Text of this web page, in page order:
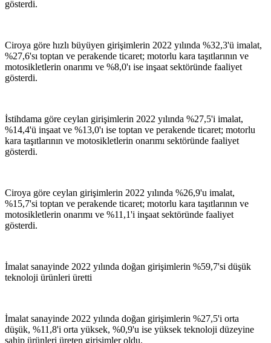
gösterdi.
Ciroya göre hızlı büyüyen girişimlerin 2022 yılında %32,3'ü imalat,
%27,6'sı toptan ve perakende ticaret; motorlu kara taşıtlarının ve
motosikletlerin onarımı ve %8,0'ı ise inşaat sektöründe faaliyet
gösterdi.
İstihdama göre ceylan girişimlerin 2022 yılında %27,5'i imalat,
%14,4'ü inşaat ve %13,0'ı ise toptan ve perakende ticaret; motorlu
kara taşıtlarının ve motosikletlerin onarımı sektöründe faaliyet
gösterdi.
Ciroya göre ceylan girişimlerin 2022 yılında %26,9'u imalat,
%15,7'si toptan ve perakende ticaret; motorlu kara taşıtlarının ve
motosikletlerin onarımı ve %11,1'i inşaat sektöründe faaliyet
gösterdi.
İmalat sanayinde 2022 yılında doğan girişimlerin %59,7'si düşük
teknoloji ürünleri üretti
İmalat sanayinde 2022 yılında doğan girişimlerin %27,5'i orta
düşük, %11,8'i orta yüksek, %0,9'u ise yüksek teknoloji düzeyine
sahip ürünleri üreten girişimler oldu.